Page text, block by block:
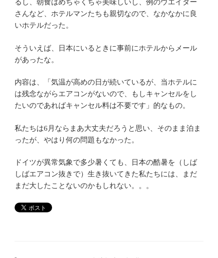
るし、朝食はめちゃくちゃ美味しいし、例のウエイター
さんなど、ホテルマンたちも親切なので、なかなかに良
いホテルだった。
そういえば、日本にいるときに事前にホテルからメール
があったな。
内容は、「気温が高めの日が続いているが、当ホテルに
は残念ながらエアコンがないので、もしキャンセルをし
たいのであればキャンセル料は不要です」的なもの。
私たちは6月ならまあ大丈夫だろうと思い、そのまま泊ま
ったが、やはり何の問題もなかった。
ドイツが異常気象で多少暑くても、日本の酷暑を（しば
しばエアコン抜きで）生き抜いてきた私たちには、まだ
まだ大したことないのかもしれない。。。